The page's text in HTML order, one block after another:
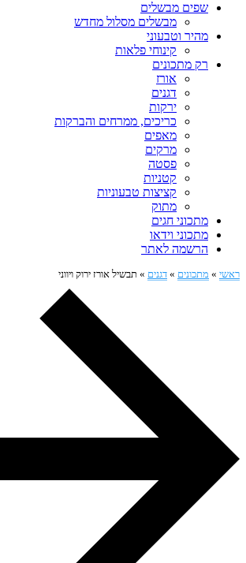
שפים מבשלים
מבשלים מסלול מחדש
מהיר וטבעוני
קינוחי פלאות
רק מתכונים
אורז
דגנים
ירקות
כריכים, ממרחים והברקות
מאפים
מרקים
פסטה
קטניות
קציצות טבעוניות
מתוק
מתכוני חגים
מתכוני וידאו
הרשמה לאתר
ראשי » מתכונים » דגנים » תבשיל אורז ירוק ויווני